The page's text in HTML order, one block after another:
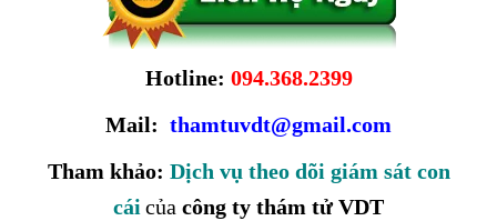
Hotline: 094.368.2399
Mail: thamtuvdt@gmail.com
Tham khảo: Dịch vụ theo dõi giám sát con
cáicủa công ty thám tử VDT